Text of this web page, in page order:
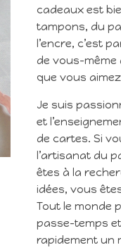
cadeaux est
tampons, du
l’encre, c’est
de vous-même
que vous
Je suis
et
de cartes. Si
l’artisanat du
êtes à la
idées, vous
Tout le monde
passe-temps
rapidement un